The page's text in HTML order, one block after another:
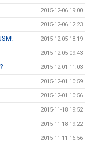
2015-12-06 19:00
2015-12-06 12:23
2015-12-05 18:19
2015-12-05 09:43
2015-12-01 11:03
2015-12-01 10:59
2015-12-01 10:56
2015-11-18 19:52
2015-11-18 19:22
2015-11-11 16:56